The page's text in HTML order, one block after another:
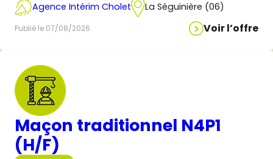
Agence Intérim Cholet
La Séguinière (06)
Publié le 07/08/2026 Voir l’offre
Maçon traditionnel N4P1
(H/F)